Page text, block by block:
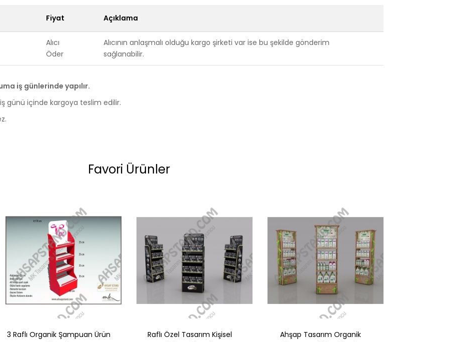
Fiyat Açıklama
Alıcı
Öder
Alıcının anlaşmalı olduğu kargo şirketi var ise bu şekilde gönderim
sağlanabilir.
iş günlerinde yapılır.
günü içinde kargoya teslim edilir.
Favori Ürünler
3 Raflı Organik Şampuan Ürün
Raflı Özel Tasarım Kişisel
Ahşap Tasarım Organik